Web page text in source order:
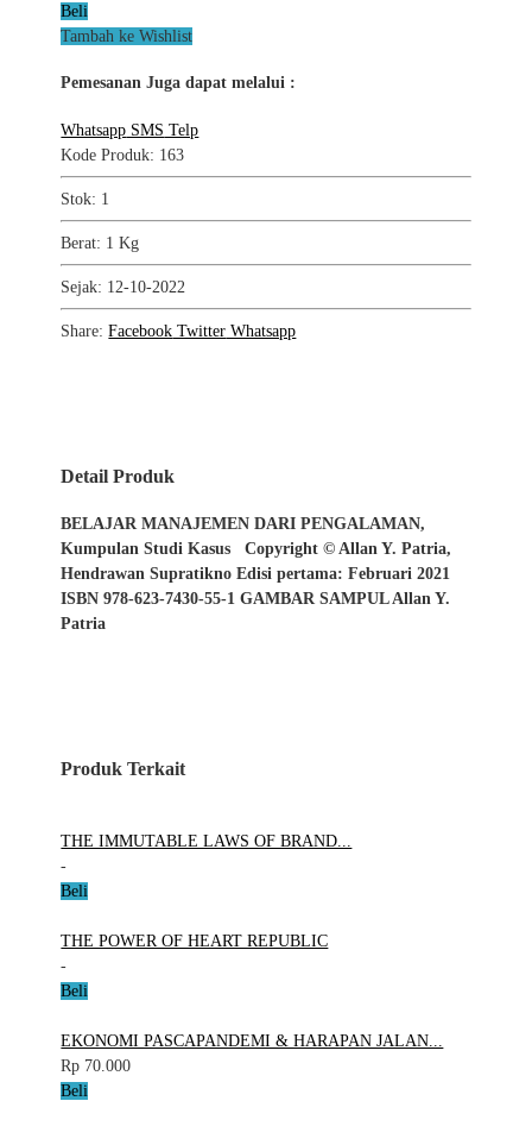
Beli
Tambah ke Wishlist
Pemesanan Juga dapat melalui :
Whatsapp SMS Telp
Kode Produk: 163
Stok: 1
Berat: 1 Kg
Sejak: 12-10-2022
Share:Facebook Twitter Whatsapp
Detail Produk
BELAJAR MANAJEMEN DARI PENGALAMAN,
Kumpulan Studi Kasus
Copyright © Allan Y. Patria,
Hendrawan Supratikno Edisi pertama: Februari 2021
ISBN 978-623-7430-55-1 GAMBAR SAMPUL Allan Y.
Patria
Produk Terkait
THE IMMUTABLE LAWS OF BRAND...
-
Beli
THE POWER OF HEART REPUBLIC
-
Beli
EKONOMI PASCAPANDEMI & HARAPAN JALAN...
Rp 70.000
Beli